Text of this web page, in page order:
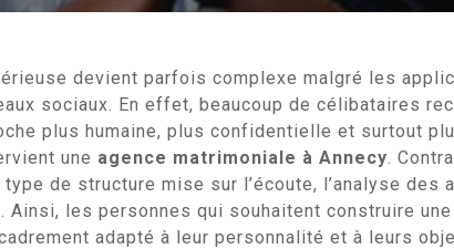
devient parfois complexe malgré les
sociaux. En effet, beaucoup de célibataires
plus humaine, plus confidentielle et surtout
une agence matrimoniale à Annecy.
de structure mise sur l’écoute, l’analyse des
les personnes qui souhaitent construire
adapté à leur personnalité et à leurs